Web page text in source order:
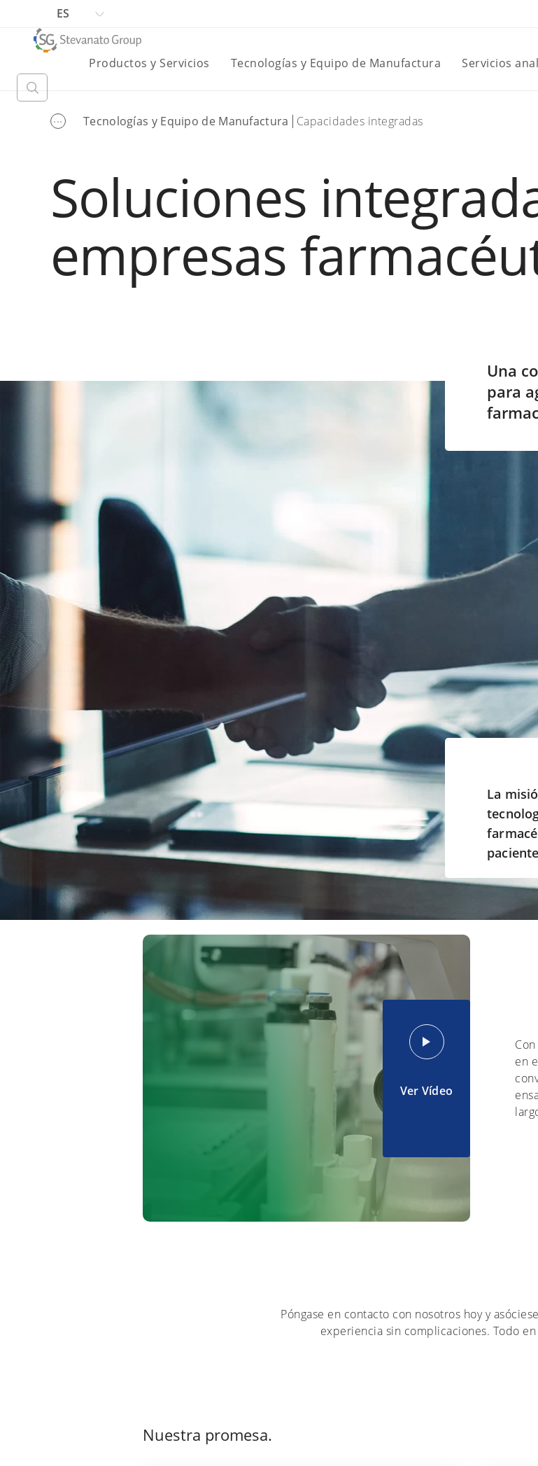
ES
Productos y Servicios Tecnologías y Equipo de Manufactura Servicios
... Tecnologías y Equipo de Manufactura Capacidades integradas
Soluciones
empresas
Una
para
La
Ver Vídeo
en
Póngase en contacto con nosotros hoy y
experiencia sin complicaciones. Todo
Nuestra promesa.